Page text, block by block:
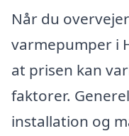
Når du
varmepumper i
at prisen kan
faktorer.
installation og